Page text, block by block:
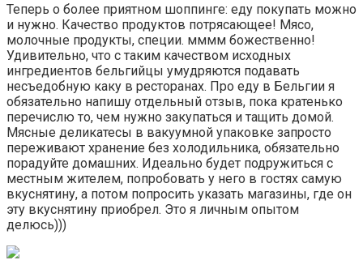
Теперь о более приятном шоппинге: еду покупать можно
и нужно. Качество продуктов потрясающее! Мясо,
молочные продукты, специи. мммм божественно!
Удивительно, что с таким качеством исходных
ингредиентов бельгийцы умудряются подавать
несъедобную каку в ресторанах. Про еду в Бельгии я
обязательно напишу отдельный отзыв, пока кратенько
перечислю то, чем нужно закупаться и тащить домой.
Мясные деликатесы в вакуумной упаковке запросто
переживают хранение без холодильника, обязательно
порадуйте домашних. Идеально будет подружиться с
местным жителем, попробовать у него в гостях самую
вкуснятину, а потом попросить указать магазины, где он
эту вкуснятину приобрел. Это я личным опытом
делюсь)))